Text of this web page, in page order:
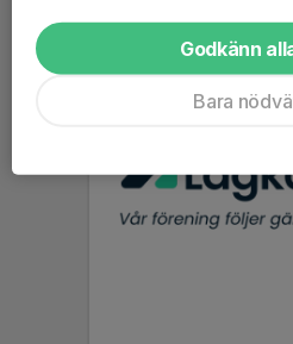
Godkänn
Bara